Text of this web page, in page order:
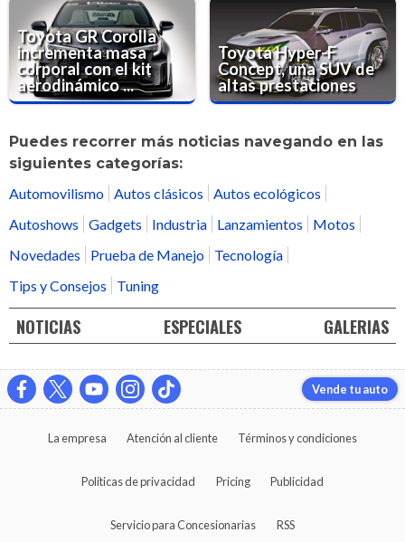
Toyota GR Corolla
incrementa masa
corporal con el kit
aerodinámico ...
Toyota Hyper-F
Concept, una SUV de
altas prestaciones
Puedes recorrer más noticias navegando en las
siguientes categorías:
Automovilismo Autos clásicos
Autos ecológicos
Autoshows
Gadgets Industria Lanzamientos
Motos
Novedades
Prueba de Manejo
Tecnología
Tips y Consejos
Tuning
NOTICIAS ESPECIALES GALERIAS
Vende tu auto
La empresa Atención al cliente Términos y condiciones
Políticas de privacidad Pricing Publicidad
Servicio para Concesionarias RSS